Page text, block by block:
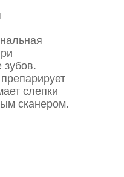
зубов.
слепки
сканером.